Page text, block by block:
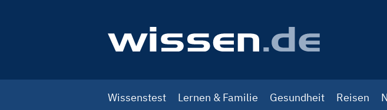
navigation
Wissenstest Lernen & Familie Gesundheit Reisen